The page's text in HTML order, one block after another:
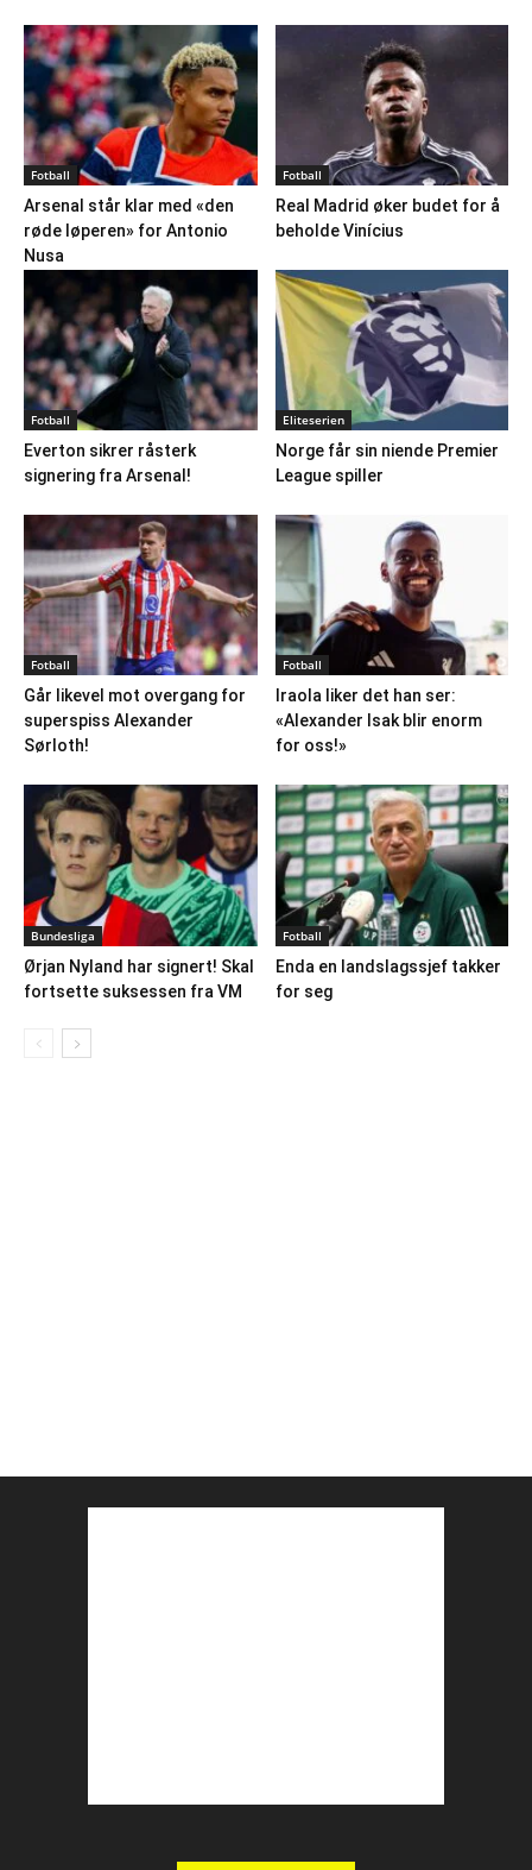
Fotball
Arsenal står klar med «den
røde løperen» for Antonio
Nusa
Fotball
Real Madrid øker budet for å
beholde Vinícius
Fotball
Everton sikrer råsterk
signering fra Arsenal!
Eliteserien
Norge får sin niende Premier
League spiller
Fotball
Går likevel mot overgang for
superspiss Alexander
Sørloth!
Fotball
Iraola liker det han ser:
«Alexander Isak blir enorm
for oss!»
Bundesliga
Ørjan Nyland har signert! Skal
fortsette suksessen fra VM
Fotball
Enda en landslagssjef takker
for seg